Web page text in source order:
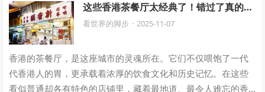
这些香港茶餐厅太经典了！错过了真的会
后悔！
看世界的脚步 · 2025-11-07
香港的茶餐厅，是这座城市的灵魂所在。它们不仅喂饱了一代
代香港人的胃，更承载着浓厚的饮食文化和历史记忆。在这些
看似普通却各有特色的店铺里，藏着最地道、最令人难忘的香